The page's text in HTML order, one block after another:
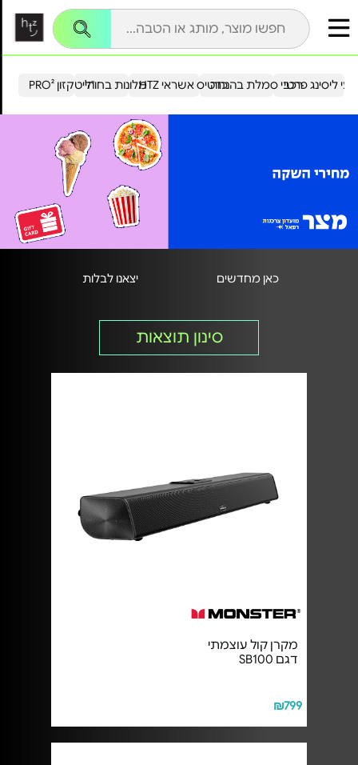
הייטקזון PRO²מלונות בחו"ל כרטיס אשראי HTZ ליסינג פרטירכבי סמלת בהנחה
כאן מחדשים יצאנו לבלות
סינון תוצאות
מקרן קול עוצמתי
דגם SB100
₪799